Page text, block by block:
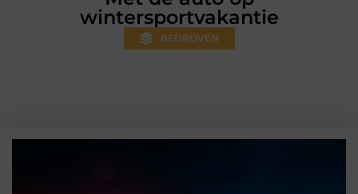
wintersportvakantie
BEDRIJVEN